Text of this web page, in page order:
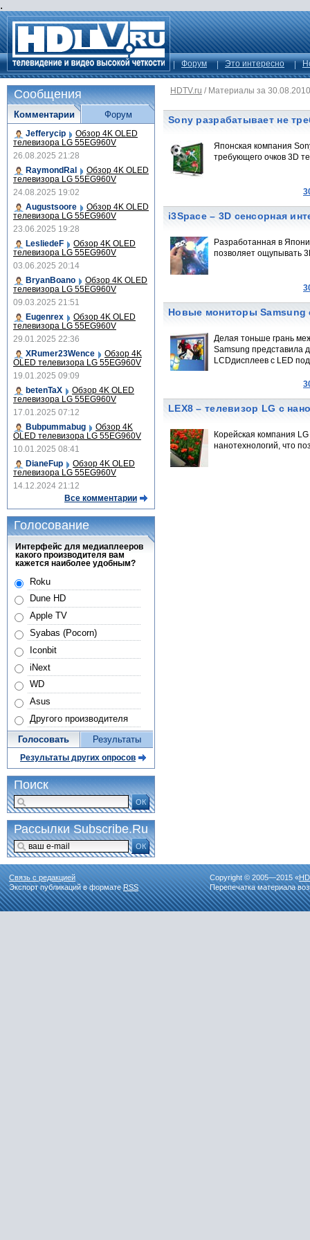
.
Форум Это интересно
HDTV.ru / Материалы за 30.08.2010
Sony разрабатывает не
Японская компания
требующего очков 3D
i3Space – 3D сенсорная
Разработанная в
позволяет ощупывать
Новые мониторы Samsung
Делая тоньше грань
Samsung представила
LCDдисплеев с LED
LEX8 – телевизор LG с
Корейская компания
нанотехнологий, что
Сообщения
Комментарии
Jefferycip Обзор 4K OLED
телевизора LG 55EG960V
26.08.2025 21:28
RaymondRal
Обзор 4K OLED
телевизора LG 55EG960V
24.08.2025 19:02
Augustsoore
Обзор 4K OLED
телевизора LG 55EG960V
23.06.2025 19:28
LesliedeF
Обзор 4K OLED
телевизора LG 55EG960V
03.06.2025 20:14
BryanBoano
Обзор 4K OLED
телевизора LG 55EG960V
09.03.2025 21:51
Eugenrex
Обзор 4K OLED
телевизора LG 55EG960V
29.01.2025 22:36
XRumer23Wence
Обзор 4K
OLED телевизора LG 55EG960V
19.01.2025 09:09
betenTaX
Обзор 4K OLED
телевизора LG 55EG960V
17.01.2025 07:12
Bubpummabug
Обзор 4K
OLED телевизора LG 55EG960V
10.01.2025 08:41
DianeFup
Обзор 4K OLED
телевизора LG 55EG960V
14.12.2024 21:12
Все комментарии
Форум
Голосование
Интерфейс для медиаплееров
какого производителя вам
кажется наиболее удобным?
Roku
Dune HD
Apple TV
Syabas (Pocorn)
Iconbit
iNext
WD
Asus
Другого производителя
Голосовать Результаты
Результаты других опросов
Поиск
ОК
Рассылки Subscribe.Ru
ОК
Связь с редакцией
Экспорт публикаций в форматеRSS
Copyright © 2005—2015 «
Перепечатка материала